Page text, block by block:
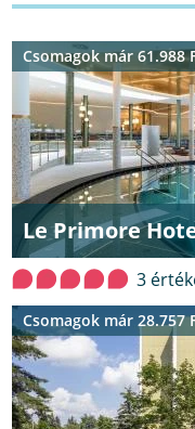
Le Primore
Csomagok már
3
Csomagok már